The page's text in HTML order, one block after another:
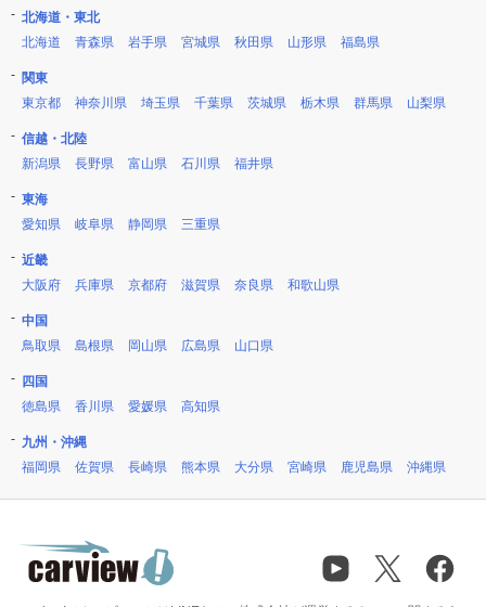
北海道・東北
北海道
青森県 岩手県 宮城県 秋田県 山形県 福島県
関東
東京都
神奈川県 埼玉県 千葉県 茨城県 栃木県 群馬県 山梨県
信越・北陸
新潟県
長野県 富山県 石川県 福井県
東海
愛知県
岐阜県 静岡県 三重県
近畿
大阪府
兵庫県 京都府 滋賀県 奈良県 和歌山県
中国
鳥取県
島根県 岡山県 広島県 山口県
四国
徳島県
香川県 愛媛県 高知県
九州・沖縄
福岡県
佐賀県 長崎県 熊本県 大分県 宮崎県 鹿児島県 沖縄県